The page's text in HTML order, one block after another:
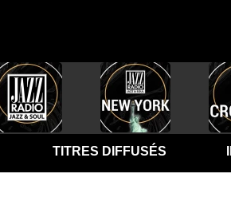
TITRES DIFFUSÉS